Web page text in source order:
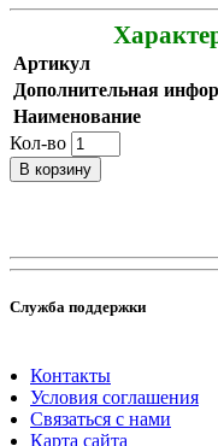
Артикул
Дополнительная
Наименование
Кол-во
В корзину
Служба поддержки
Контакты
Условия соглашения
Связаться с нами
Карта сайта